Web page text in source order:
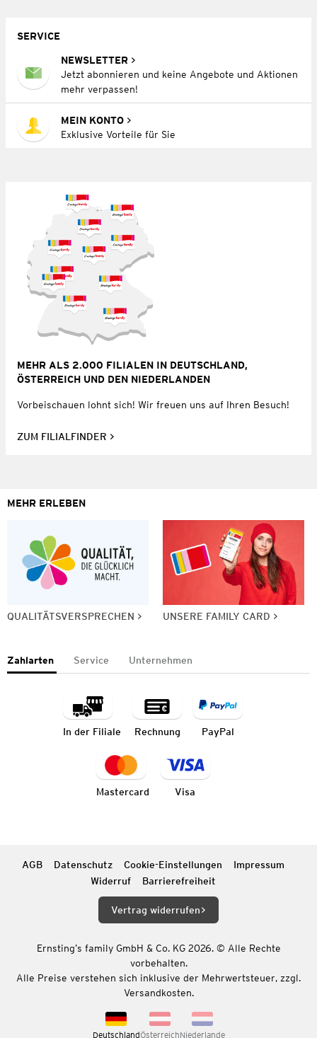
SERVICE
NEWSLETTER
Jetzt abonnieren und keine Angebote und Aktionen
mehr verpassen!
MEIN KONTO
Exklusive Vorteile für Sie
MEHR ALS 2.000 FILIALEN IN DEUTSCHLAND,
ÖSTERREICH UND DEN NIEDERLANDEN
Vorbeischauen lohnt sich! Wir freuen uns auf Ihren Besuch!
ZUM FILIALFINDER
MEHR ERLEBEN
QUALITÄTSVERSPRECHEN UNSERE FAMILY CARD
Zahlarten Service Unternehmen
In der Filiale Rechnung PayPal
Mastercard Visa
AGB Datenschutz Cookie-Einstellungen
Impressum
Widerruf
Barrierefreiheit
Vertrag widerrufen
Ernsting’s family GmbH & Co. KG 2026. © Alle Rechte
vorbehalten.
Alle Preise verstehen sich inklusive der Mehrwertsteuer, zzgl.
Versandkosten.
DeutschlandÖsterreichNiederlande